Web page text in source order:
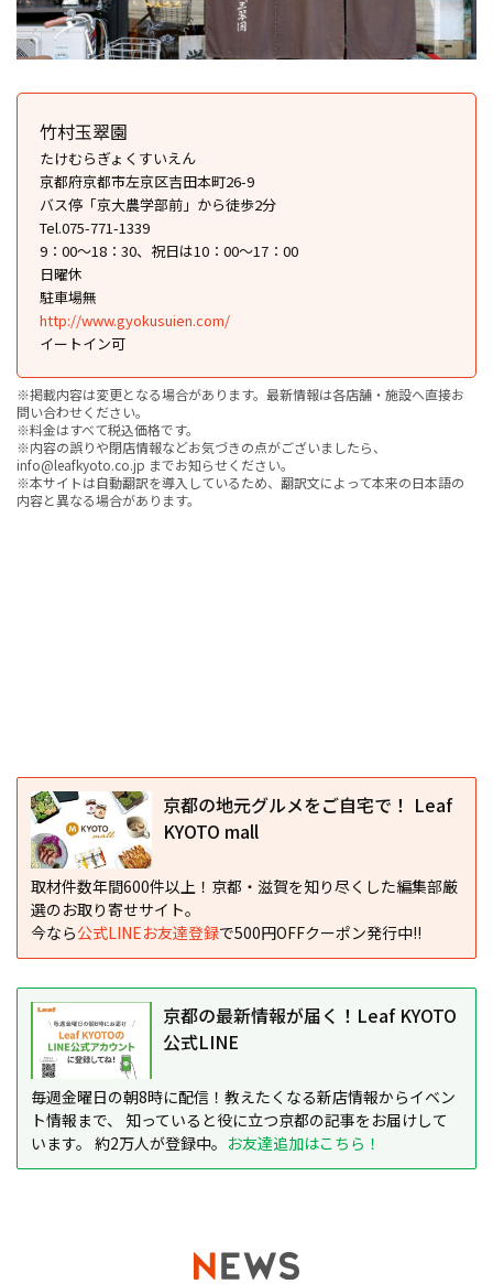
竹村玉翠園
たけむらぎょくすいえん
京都府京都市左京区吉田本町26-9
バス停「京大農学部前」から徒歩2分
Tel.075-771-1339
9：00～18：30、祝日は10：00～17：00
日曜休
駐車場無
http://www.gyokusuien.com/
イートイン可
※掲載内容は変更となる場合があります。最新情報は各店舗・施設へ直接お
問い合わせください。
※料金はすべて税込価格です。
※内容の誤りや閉店情報などお気づきの点がございましたら、
info@leafkyoto.co.jp までお知らせください。
※本サイトは自動翻訳を導入しているため、翻訳文によって本来の日本語の
内容と異なる場合があります。
京都の地元グルメをご自宅で！ Leaf
KYOTO mall
取材件数年間600件以上！京都・滋賀を知り尽くした編集部厳
選のお取り寄せサイト。
今なら公式LINEお友達登録で500円OFFクーポン発行中!!
京都の最新情報が届く！Leaf KYOTO
公式LINE
毎週金曜日の朝8時に配信！教えたくなる新店情報からイベン
ト情報まで、 知っていると役に立つ京都の記事をお届けして
います。 約2万人が登録中。 お友達追加はこちら！